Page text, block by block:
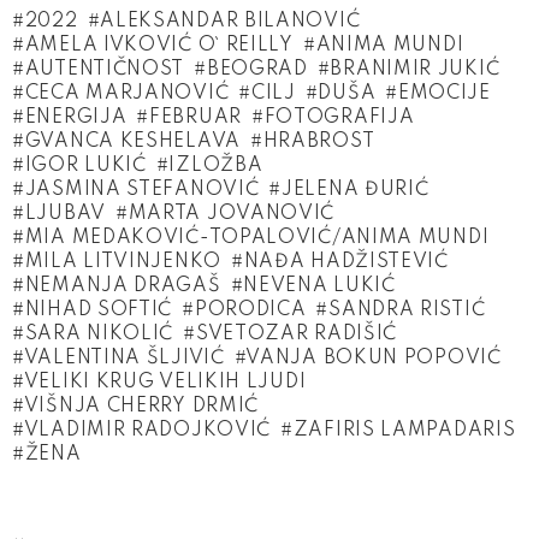
2022
ALEKSANDAR BILANOVIĆ
AMELA IVKOVIĆ O` REILLY
ANIMA MUNDI
AUTENTIČNOST
BEOGRAD
BRANIMIR JUKIĆ
CECA MARJANOVIĆ
CILJ DUŠA
EMOCIJE
ENERGIJA
FEBRUAR
FOTOGRAFIJA
GVANCA KESHELAVA
HRABROST
IGOR LUKIĆ
IZLOŽBA
JASMINA STEFANOVIĆ
JELENA ĐURIĆ
LJUBAV
MARTA JOVANOVIĆ
MIA MEDAKOVIĆ-TOPALOVIĆ/ANIMA MUNDI
MILA LITVINJENKO
NAĐA HADŽISTEVIĆ
NEMANJA DRAGAŠ
NEVENA LUKIĆ
NIHAD SOFTIĆ
PORODICA
SANDRA RISTIĆ
SARA NIKOLIĆ
SVETOZAR RADIŠIĆ
VALENTINA ŠLJIVIĆ
VANJA BOKUN POPOVIĆ
VELIKI KRUG VELIKIH LJUDI
VIŠNJA CHERRY DRMIĆ
VLADIMIR RADOJKOVIĆ
ZAFIRIS LAMPADARIS
ŽENA